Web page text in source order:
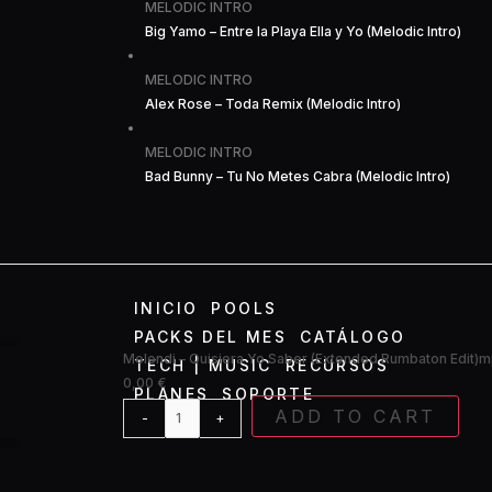
MELODIC INTRO
Big Yamo – Entre la Playa Ella y Yo (Melodic Intro)
MELODIC INTRO
Alex Rose – Toda Remix (Melodic Intro)
MELODIC INTRO
Bad Bunny – Tu No Metes Cabra (Melodic Intro)
INICIO
POOLS
PACKS DEL MES
CATÁLOGO
TECH | MUSIC
RECURSOS
PLANES
SOPORTE
Melendi – Quisiera Yo Saber (Extended Rumbaton
0,00 €
-
Melendi
-
+ ADD TO CART